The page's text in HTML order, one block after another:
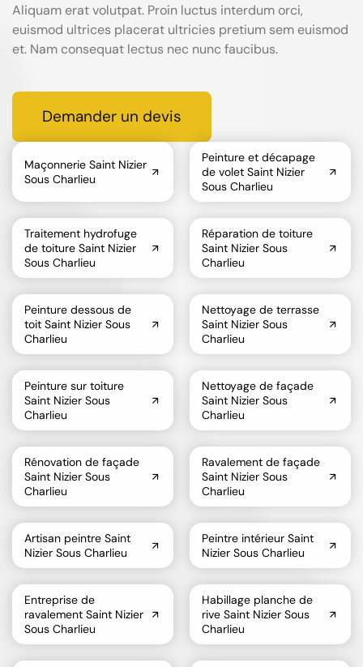
Aliquam erat volutpat. Proin luctus interdum orci,
euismod ultrices placerat ultricies pretium sem euismod
et. Nam consequat lectus nec nunc faucibus.
Demander un devis
Maçonnerie Saint Nizier
Sous Charlieu
Peinture et décapage
de volet Saint Nizier
Sous Charlieu
Traitement hydrofuge
de toiture Saint Nizier
Sous Charlieu
Réparation de toiture
Saint Nizier Sous
Charlieu
Peinture dessous de
toit Saint Nizier Sous
Charlieu
Nettoyage de terrasse
Saint Nizier Sous
Charlieu
Peinture sur toiture
Saint Nizier Sous
Charlieu
Nettoyage de façade
Saint Nizier Sous
Charlieu
Rénovation de façade
Saint Nizier Sous
Charlieu
Ravalement de façade
Saint Nizier Sous
Charlieu
Artisan peintre Saint
Nizier Sous Charlieu
Peintre intérieur Saint
Nizier Sous Charlieu
Entreprise de
ravalement Saint Nizier
Sous Charlieu
Habillage planche de
rive Saint Nizier Sous
Charlieu